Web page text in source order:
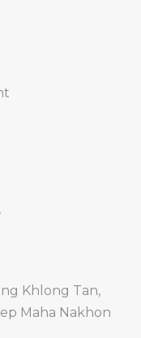
Khlong Tan,
Maha Nakhon